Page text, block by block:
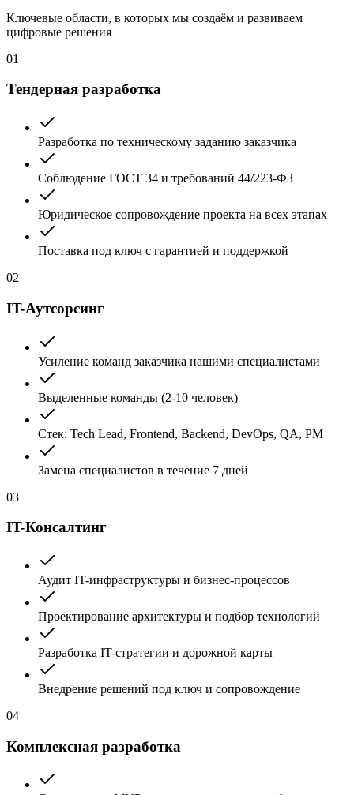
Ключевые области, в которых мы создаём и развиваем
цифровые решения
01
Тендерная разработка
Разработка по техническому заданию заказчика
Соблюдение ГОСТ 34 и требований 44/223-ФЗ
Юридическое сопровождение проекта на всех этапах
Поставка под ключ с гарантией и поддержкой
02
IT-Аутсорсинг
Усиление команд заказчика нашими специалистами
Выделенные команды (2-10 человек)
Стек: Tech Lead, Frontend, Backend, DevOps, QA, PM
Замена специалистов в течение 7 дней
03
IT-Консалтинг
Аудит IT-инфраструктуры и бизнес-процессов
Проектирование архитектуры и подбор технологий
Разработка IT-стратегии и дорожной карты
Внедрение решений под ключ и сопровождение
04
Комплексная разработка